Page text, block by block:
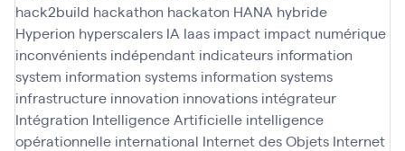
hack2build hackathon hackaton HANA hybride
Hyperion hyperscalers IA Iaas impact impact numérique
inconvénients indépendant indicateurs information
system information systems information systems
infrastructure innovation innovations intégrateur
Intégration Intelligence Artificielle intelligence
opérationnelle international Internet des Objets Internet